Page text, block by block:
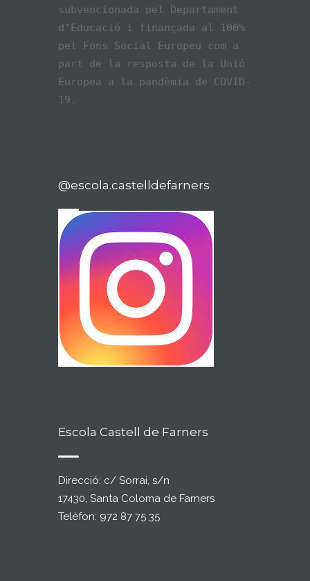
subvencionada pel Departament
d’Educació i finançada al 100%
pel Fons Social Europeu com a
part de la resposta de la Unió
Europea a la pandèmia de COVID-
19.
@escola.castelldefarners
Escola Castell de Farners
Direcció: c/ Sorrai, s/n
17430, Santa Coloma de Farners
Telèfon: 972 87 75 35